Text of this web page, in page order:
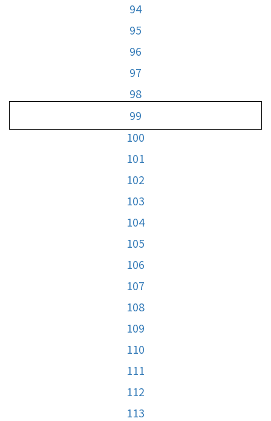
94
95
96
97
98
99
100
101
102
103
104
105
106
107
108
109
110
111
112
113